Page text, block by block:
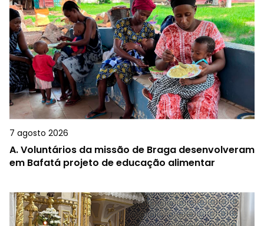
7 agosto 2026
A.Voluntários da missão de Braga desenvolveram
em Bafatá projeto de educação alimentar